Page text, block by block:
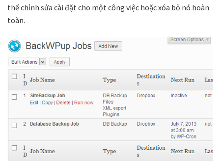
thể chỉnh sửa cài đặt cho một công việc hoặc xóa bỏ nó hoàn
toàn.